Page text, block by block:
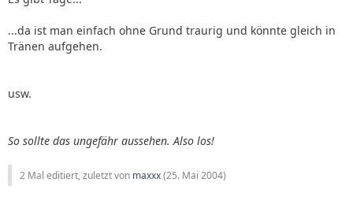
...da ist man einfach ohne Grund traurig und könnte gleich in
Tränen aufgehen.
usw.
So sollte das ungefähr aussehen. Also los!
2 Mal editiert, zuletzt von maxxx(25. Mai 2004)